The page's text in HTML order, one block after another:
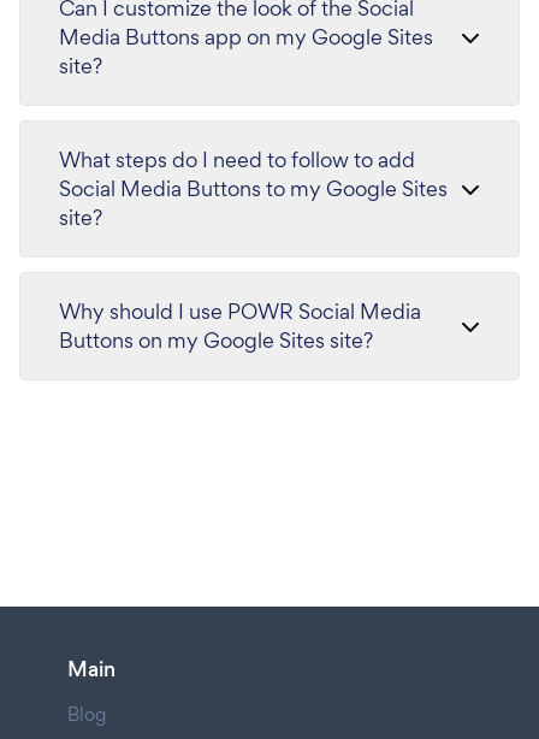
Can I customize the look of the Social
Media Buttons app on my Google Sites
site?
What steps do I need to follow to add
Social Media Buttons to my Google Sites
site?
Why should I use POWR Social Media
Buttons on my Google Sites site?
Main
Blog